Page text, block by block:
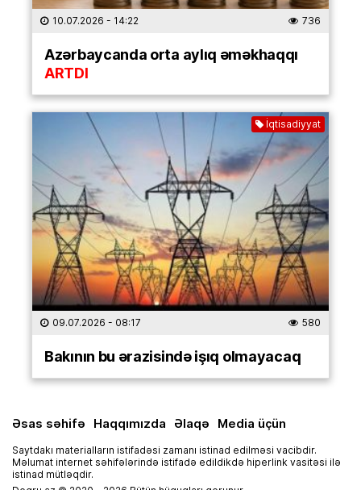
10.07.2026 - 14:22 736
Azərbaycanda orta aylıq əməkhaqqı
ARTDI
İqtisadiyyat
09.07.2026 - 08:17 580
Bakının bu ərazisində işıq olmayacaq
Əsas səhifə Haqqımızda Əlaqə Media üçün
Saytdakı materialların istifadəsi zamanı istinad edilməsi vacibdir.
Məlumat internet səhifələrində istifadə edildikdə hiperlink vasitəsi ilə
istinad mütləqdir.